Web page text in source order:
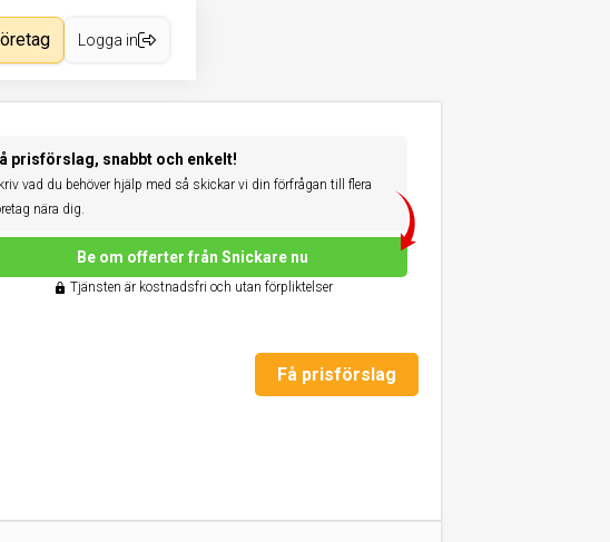
Logga in
prisförslag, snabbt och enkelt!
vad du behöver hjälp med så skickar vi din förfrågan till flera
nära dig.
Be om offerter från Snickare nu
Tjänsten är kostnadsfri och utan förpliktelser
Få prisförslag